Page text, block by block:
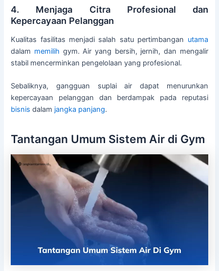
4. Menjaga Citra Profesional dan
Kepercayaan Pelanggan
Kualitas fasilitas menjadi salah satu pertimbangan utama
dalam memilih gym. Air yang bersih, jernih, dan mengalir
stabil mencerminkan pengelolaan yang profesional.
Sebaliknya, gangguan suplai air dapat menurunkan
kepercayaan pelanggan dan berdampak pada reputasi
bisnis dalam jangka panjang.
Tantangan Umum Sistem Air di Gym